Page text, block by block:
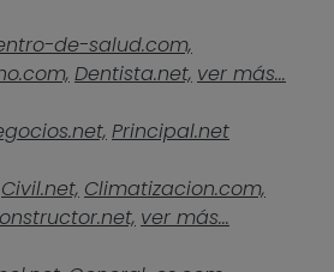
de-salud.com,
Dentista.net, ver más...
Principal.net
Civil.net, Climatizacion.com,
ver más...